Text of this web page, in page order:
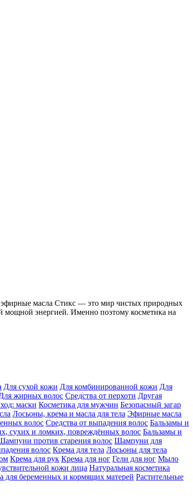
эфирные масла Стикс — это мир чистых природных
мощной энергией. Именно поэтому косметика на
Для сухой кожи Для комбинированной кожи Для
жирных волос Средства от перхоти Другая
маски Косметика для мужчин Безопасный загар
Лосьоны, крема и масла для тела Эфирные масла
волос Средства от выпадения волос Бальзамы и
сухих и ломких, повреждённых волос Бальзамы и
против старения волос Шампуни для
волос Крема для тела Лосьоны для тела
Крема для рук Крема для ног Гели для ног Мыло
кожи лица Натуральная косметика
для беременных и кормящих матерей Растительные